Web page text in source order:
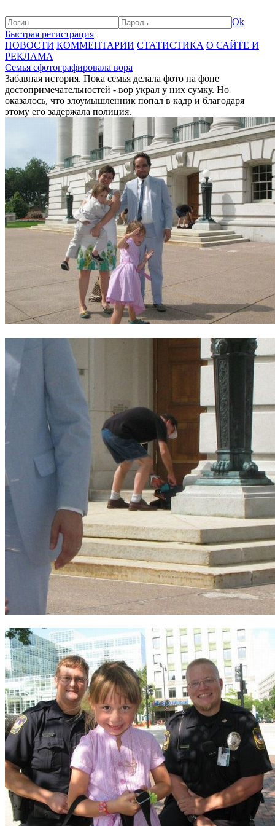
Ok
Быстрая регистрация
НОВОСТИ КОММЕНТАРИИ СТАТИСТИКА О САЙТЕ И
РЕКЛАМА
Семья сфотографировала вора
Забавная история. Пока семья делала фото на фоне
достопримечательностей - вор украл у них сумку. Но
оказалось, что злоумышленник попал в кадр и благодаря
этому его задержала полиция.